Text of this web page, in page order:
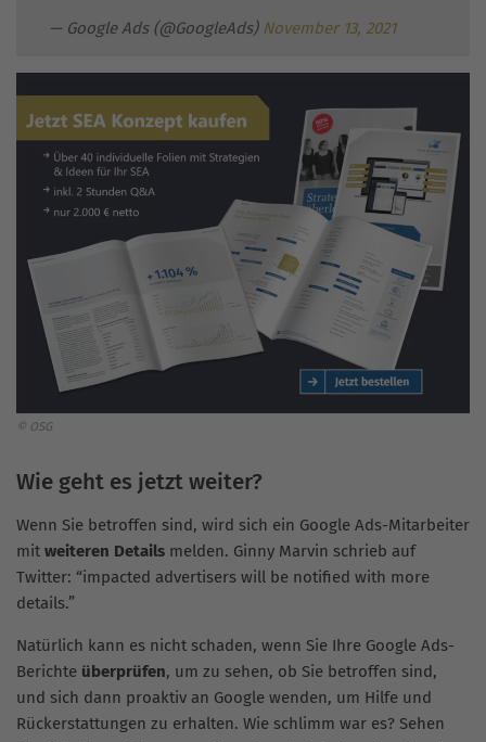
— Google Ads (@GoogleAds) November 13, 2021
© OSG
Wie geht es jetzt weiter?
Wenn Sie betroffen sind, wird sich ein Google Ads-Mitarbeiter
mit weiteren Details melden. Ginny Marvin schrieb auf
Twitter: “impacted advertisers will be notified with more
details.”
Natürlich kann es nicht schaden, wenn Sie Ihre Google Ads-
Berichte überprüfen, um zu sehen, ob Sie betroffen sind,
und sich dann proaktiv an Google wenden, um Hilfe und
Rückerstattungen zu erhalten. Wie schlimm war es? Sehen